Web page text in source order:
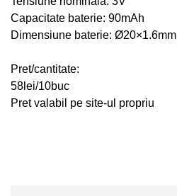
Capacitate baterie: 90mAh
Dimensiune baterie: Ø20×1.6mm
Pret/cantitate:
58lei/10buc
Pret valabil pe site-ul propriu